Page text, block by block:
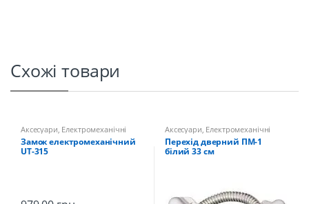
Схожі товари
Аксесуари Електромеханічні
замки та все для них
Замок електромеханічний
UT-315
Аксесуари Електромеханічні
замки та все для них
Перехід дверний ПМ-1
білий 33 см